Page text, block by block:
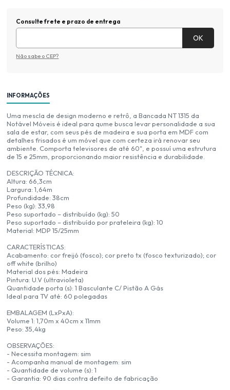
Consulte frete e prazo de entrega
Não sabe o CEP?
INFORMAÇÕES
Uma mescla de design moderno e retrô, a Bancada NT 1315 da
Notável Móveis é ideal para qume busca levar personalidade a sua
sala de estar, com seus pés de madeira e sua porta em MDF com
detalhes frisados é um móvel que com certeza irá renovar seu
ambiente. Comporta televisores de até 60", e possuí uma estrutura
de 15 e 25mm, proporcionando maior resistência e durabilidade.
DESCRIÇÃO TÉCNICA:
Altura: 66,3cm
Largura: 1,64m
Profundidade: 38cm
Peso (kg): 33,98
Peso suportado – distribuído (kg): 50
Peso suportado – distribuído por prateleira (kg): 10
Material: MDP 15/25mm
CARACTERÍSTICAS:
Acabamento: cor freijó (fosco); cor preto tx (fosco texturizado); cor
off white (brilho)
Material dos pés: Madeira
Pintura: U.V (ultravioleta)
Quantidade porta (s): 1 Basculante C/ Pistão A Gás
Ideal para TV até: 60 polegadas
EMBALAGEM (LxPxA):
Volume 1: 1,70m x 40cm x 11mm
Peso: 35,4kg
OBSERVAÇÕES:
- Necessita montagem: sim
- Acompanha manual de montagem: sim
- Quantidade de volume (s): 1
- Garantia: 90 dias contra defeito de fabricação